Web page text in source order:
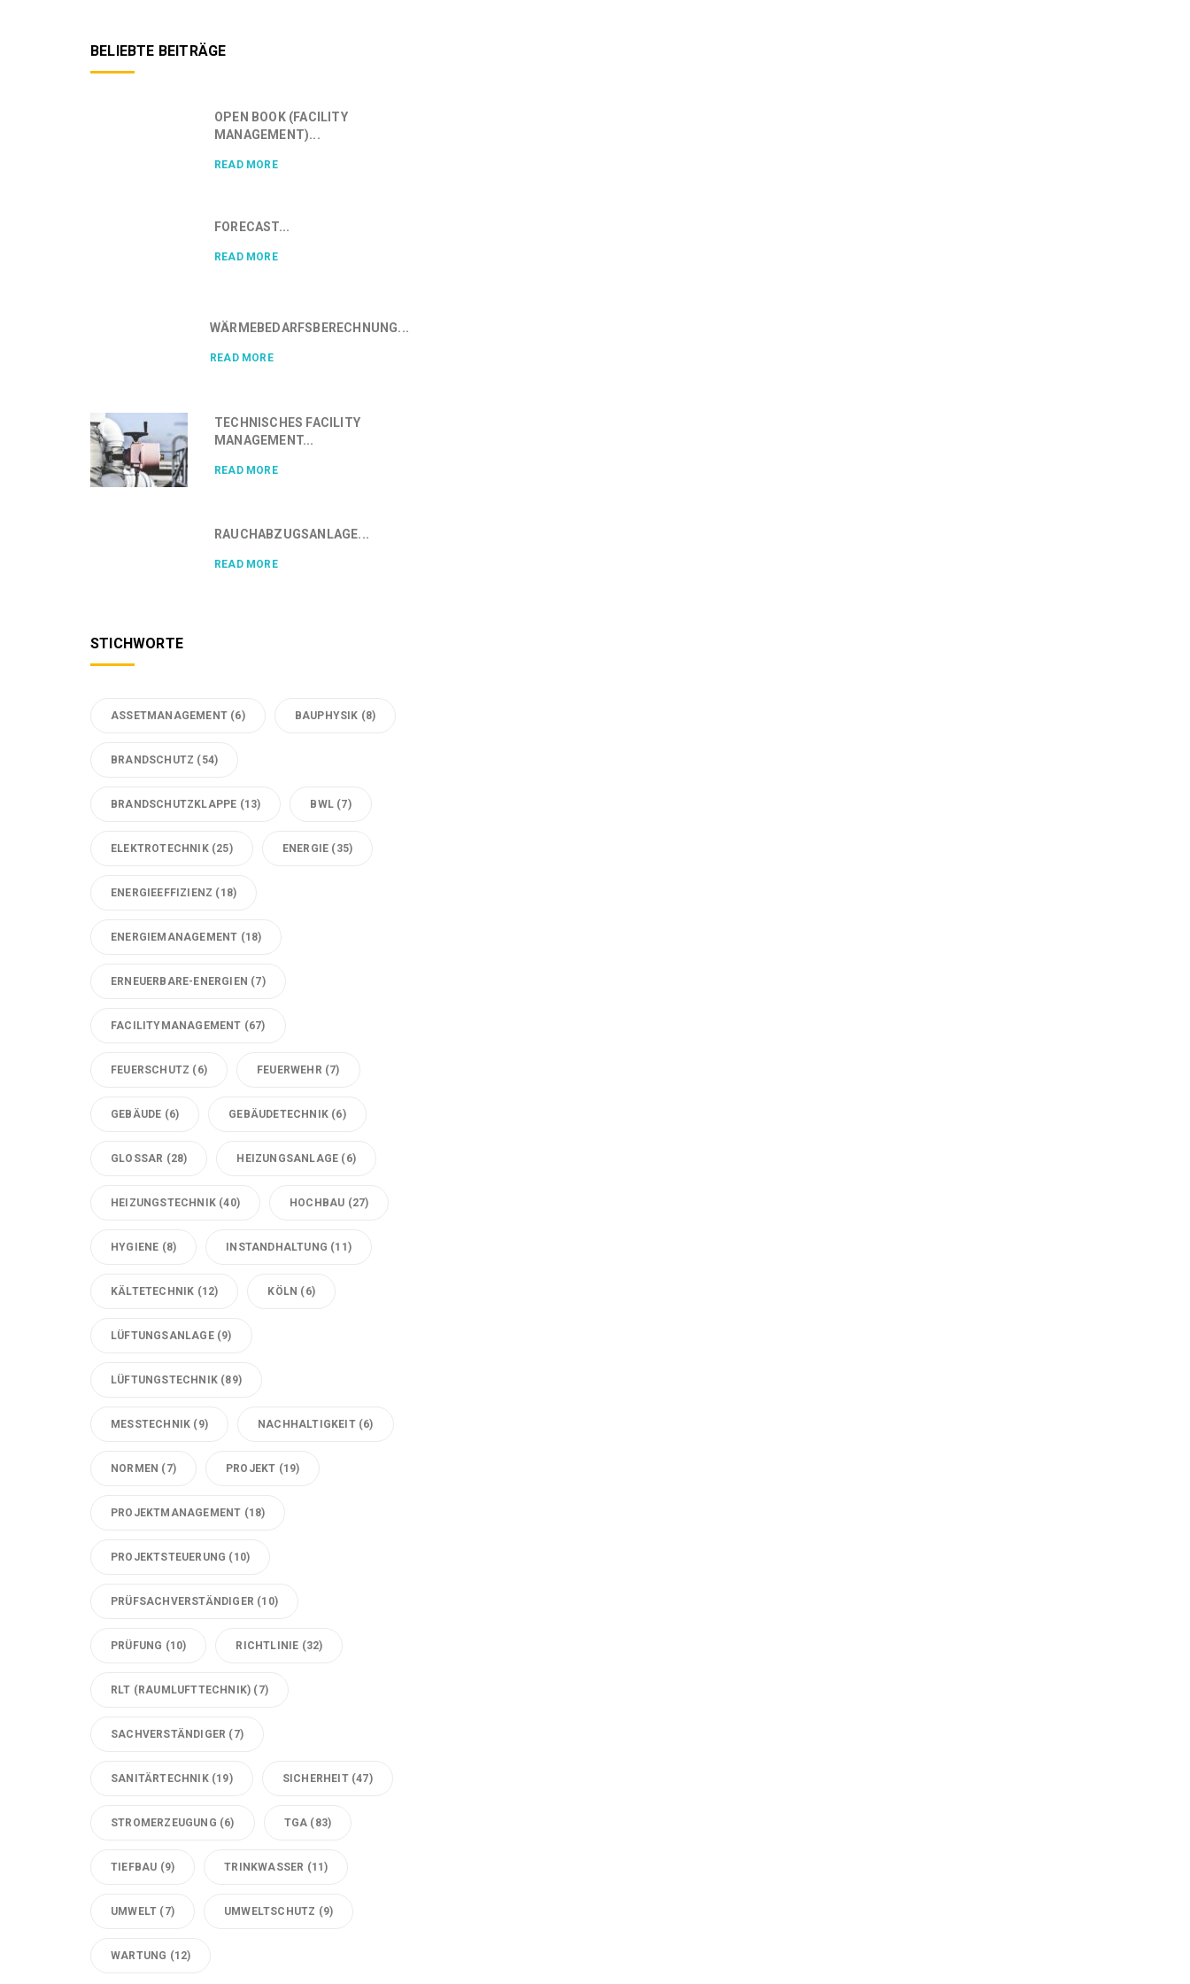
BELIEBTE BEITRÄGE
OPEN BOOK (FACILITY
MANAGEMENT)...
READ MORE
FORECAST...
READ MORE
WÄRMEBEDARFSBERECHNUNG...
READ MORE
TECHNISCHES FACILITY
MANAGEMENT...
READ MORE
RAUCHABZUGSANLAGE...
READ MORE
STICHWORTE
ASSETMANAGEMENT (6) BAUPHYSIK (8)
BRANDSCHUTZ (54)
BRANDSCHUTZKLAPPE (13) BWL (7)
ELEKTROTECHNIK(25) ENERGIE (35)
ENERGIEEFFIZIENZ (18)
ENERGIEMANAGEMENT (18)
ERNEUERBARE-ENERGIEN (7)
FACILITYMANAGEMENT (67)
FEUERSCHUTZ (6) FEUERWEHR (7)
GEBÄUDE (6) GEBÄUDETECHNIK (6)
GLOSSAR (28) HEIZUNGSANLAGE (6)
HEIZUNGSTECHNIK (40) HOCHBAU (27)
HYGIENE (8) INSTANDHALTUNG (11)
KÄLTETECHNIK (12) KÖLN (6)
LÜFTUNGSANLAGE(9)
LÜFTUNGSTECHNIK (89)
MESSTECHNIK (9) NACHHALTIGKEIT(6)
NORMEN (7) PROJEKT (19)
PROJEKTMANAGEMENT (18)
PROJEKTSTEUERUNG (10)
PRÜFSACHVERSTÄNDIGER (10)
PRÜFUNG (10) RICHTLINIE (32)
RLT (RAUMLUFTTECHNIK) (7)
SACHVERSTÄNDIGER (7)
SANITÄRTECHNIK(19) SICHERHEIT(47)
STROMERZEUGUNG (6) TGA (83)
TIEFBAU (9) TRINKWASSER (11)
UMWELT (7) UMWELTSCHUTZ (9)
WARTUNG (12)